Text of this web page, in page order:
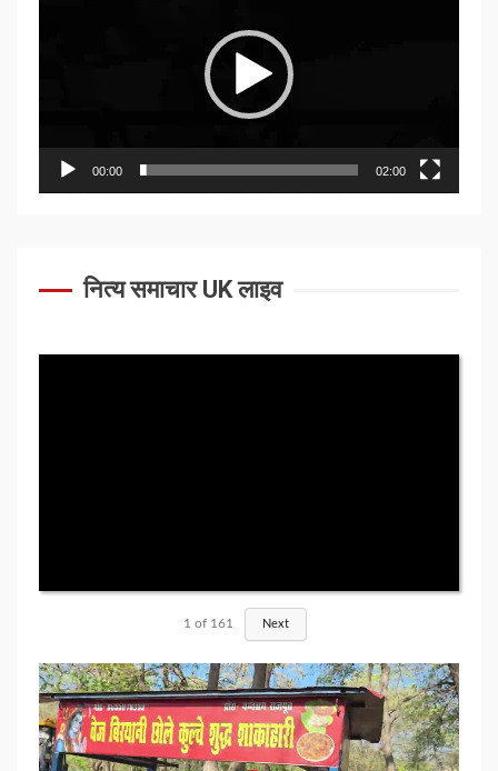
00:00 02:00
नित्य समाचार UK लाइव
1 of 161 Next